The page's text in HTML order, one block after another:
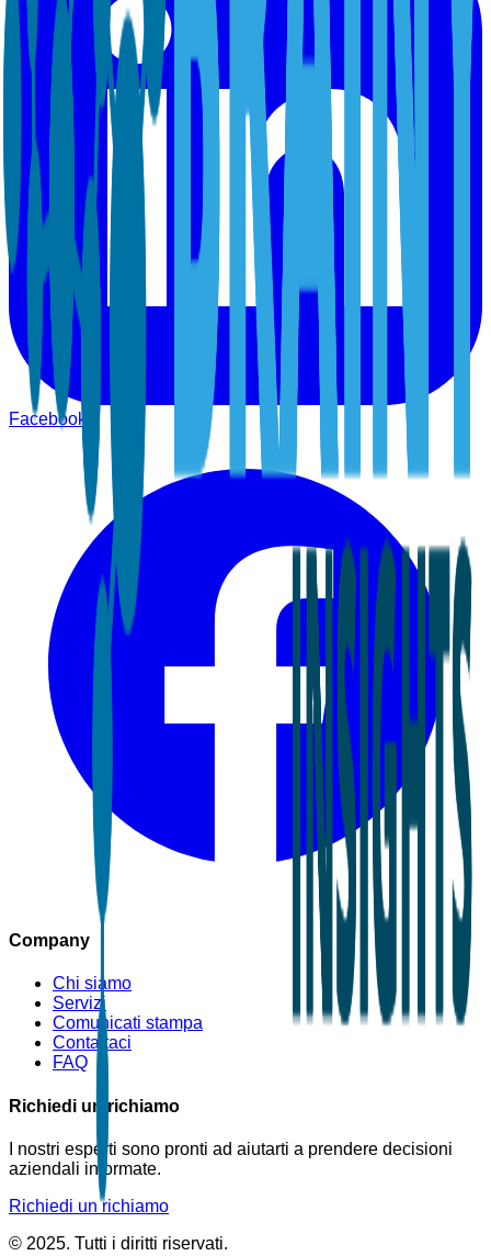
Facebook
Company
Chi siamo
Servizi
Comunicati stampa
Contattaci
FAQ
Richiedi un richiamo
I nostri esperti sono pronti ad aiutarti a prendere decisioni
aziendali informate.
Richiedi un richiamo
© 2025. Tutti i diritti riservati.